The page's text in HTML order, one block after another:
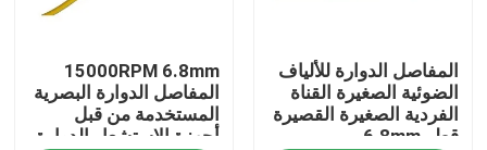
حلقة زلة موصلة
المفاصل الدوارة للألياف
الضوئية الصغيرة القناة
الفردية الصغيرة القصيرة
قطر 6.8mm
15000RPM 6.8mm
المفاصل الدوارة البصرية
المستخدمة من قبل
أجهزة الاستشعار الدوارة